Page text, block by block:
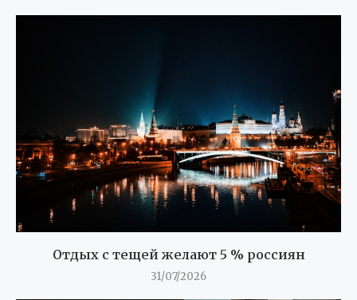
Отдых с тещей желают 5 % россиян
31/07/2026